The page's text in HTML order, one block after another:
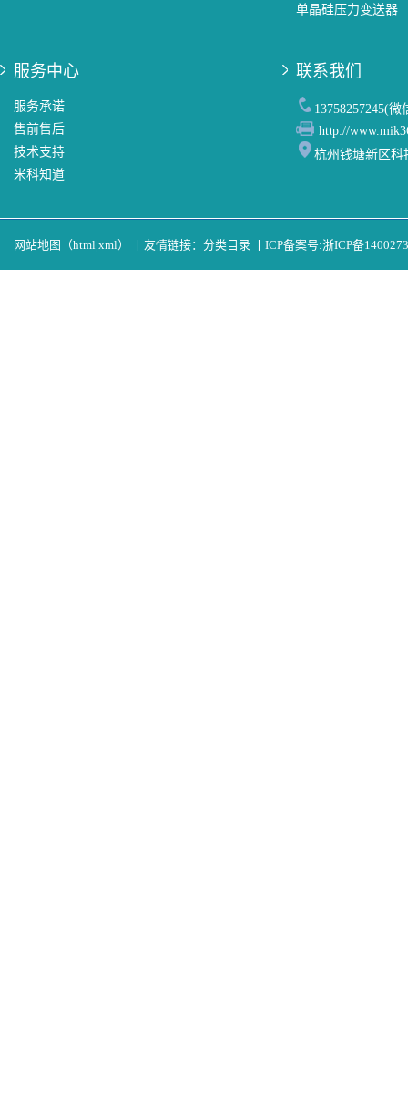
单晶硅压力变送器
服务中心
服务承诺
售前售后
技术支持
米科知道
联系我们
13758257245(微
http://
杭州钱塘新区科
网站地图（html|xml） 友情链接： 分类目录 ICP备案号:浙ICP备